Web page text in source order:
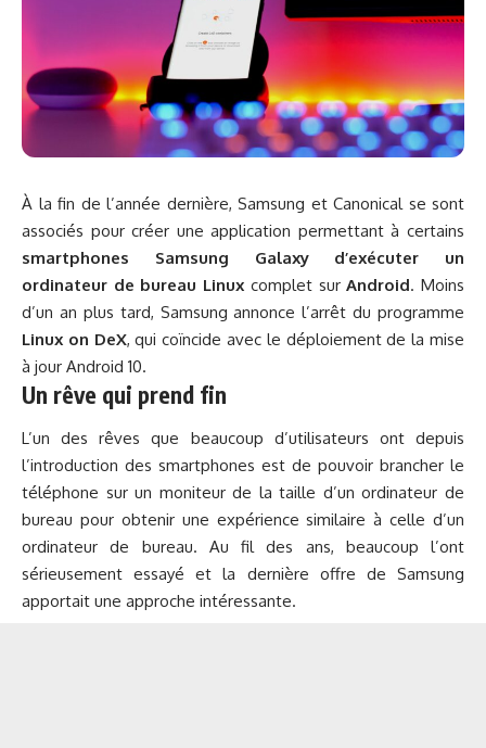
À la fin de l’année dernière, Samsung et Canonical se sont
associés pour créer une application permettant à certains
smartphones Samsung Galaxy d’exécuter un
ordinateur de bureau Linux complet surAndroid. Moins
d’un an plus tard, Samsung annonce l’arrêt du programme
Linux on DeX, qui coïncide avec le déploiement de la mise
à jour Android 10.
Un rêve qui prend fin
L’un des rêves que beaucoup d’utilisateurs ont depuis
l’introduction des smartphones est de pouvoir brancher le
téléphone sur un moniteur de la taille d’un ordinateur de
bureau pour obtenir une expérience similaire à celle d’un
ordinateur de bureau. Au fil des ans, beaucoup l’ont
sérieusement essayé et la dernière offre de Samsung
apportait une approche intéressante.